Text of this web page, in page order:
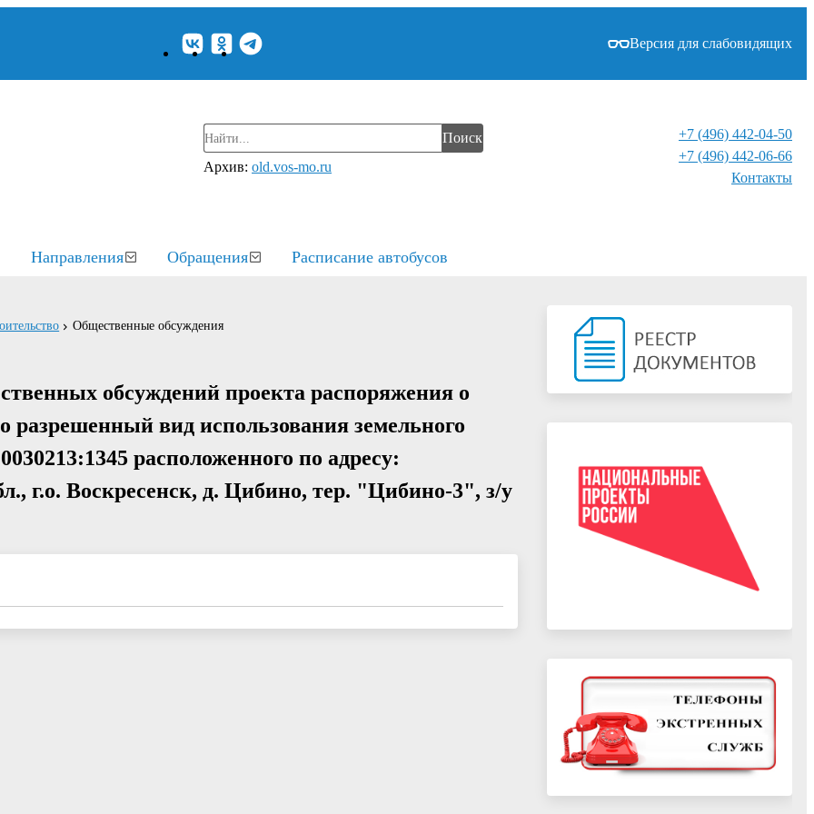
Версия для слабовидящих
Поиск
Архив: old.vos-mo.ru
+7 (496) 442-04-50
+7 (496) 442-06-66
Контакты⁠
Направления Обращения Расписание автобусов
Общественные обсуждения
обсуждений проекта распоряжения о
разрешенный вид использования земельного
расположенного по адресу:
г.о. Воскресенск, д. Цибино, тер. "Цибино-3", з/у